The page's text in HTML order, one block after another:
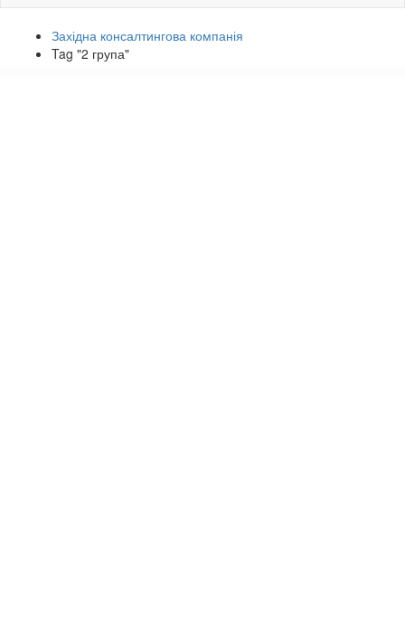
Західна консалтингова компанія
Tag "2 група"